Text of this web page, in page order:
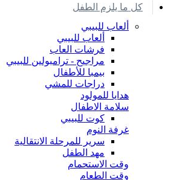
كل ما يلزم الطفل
ألعاب للبيبي
ألعاب للبيبي
فرشات العاب
مراجيح - ترامبولين للبيبي
بيمبا للأطفال
دراجات للمشي
هدايا للمولود
سلامة الاطفال
كوت للبيبي
غرفة النوم
سرير للمرحلة الانتقالية
مهد الطفل
وقت الاستحمام
وقت الطعام